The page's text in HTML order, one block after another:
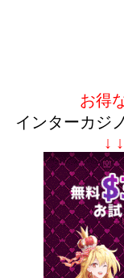
お得
インターカジ
↓